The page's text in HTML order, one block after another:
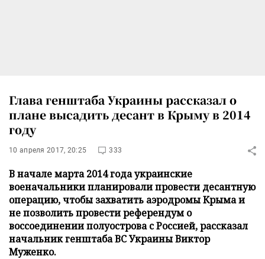
Глава генштаба Украины рассказал о
плане высадить десант в Крыму в 2014
году
10 апреля 2017, 20:25 333
В начале марта 2014 года украинские
военачальники планировали провести десантную
операцию, чтобы захватить аэродромы Крыма и
не позволить провести референдум о
воссоединении полуострова с Россией, рассказал
начальник генштаба ВС Украины Виктор
Муженко.